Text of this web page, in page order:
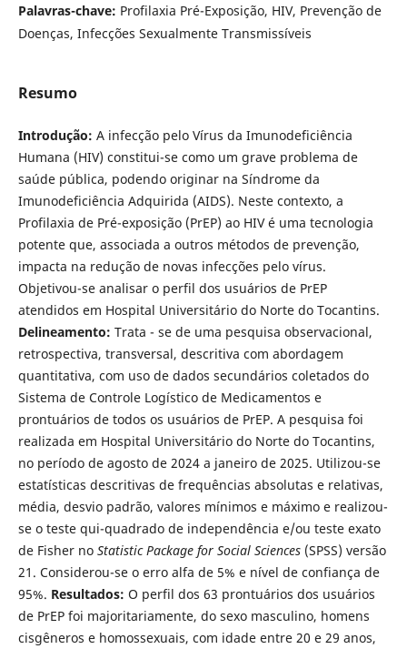
Palavras-chave: Profilaxia Pré-Exposição, HIV, Prevenção de
Doenças, Infecções Sexualmente Transmissíveis
Resumo
Introdução: A infecção pelo Vírus da Imunodeficiência
Humana (HIV) constitui-se como um grave problema de
saúde pública, podendo originar na Síndrome da
Imunodeficiência Adquirida (AIDS). Neste contexto, a
Profilaxia de Pré-exposição (PrEP) ao HIV é uma tecnologia
potente que, associada a outros métodos de prevenção,
impacta na redução de novas infecções pelo vírus.
Objetivou-se analisar o perfil dos usuários de PrEP
atendidos em Hospital Universitário do Norte do Tocantins.
Delineamento: Trata - se de uma pesquisa observacional,
retrospectiva, transversal, descritiva com abordagem
quantitativa, com uso de dados secundários coletados do
Sistema de Controle Logístico de Medicamentos e
prontuários de todos os usuários de PrEP. A pesquisa foi
realizada em Hospital Universitário do Norte do Tocantins,
no período de agosto de 2024 a janeiro de 2025. Utilizou-se
estatísticas descritivas de frequências absolutas e relativas,
média, desvio padrão, valores mínimos e máximo e realizou-
se o teste qui-quadrado de independência e/ou teste exato
de Fisher no Statistic Package for Social Sciences(SPSS) versão
21. Considerou-se o erro alfa de 5% e nível de confiança de
95%. Resultados: O perfil dos 63 prontuários dos usuários
de PrEP foi majoritariamente, do sexo masculino, homens
cisgêneros e homossexuais, com idade entre 20 e 29 anos,